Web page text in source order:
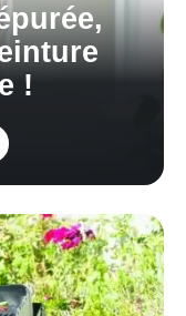
!